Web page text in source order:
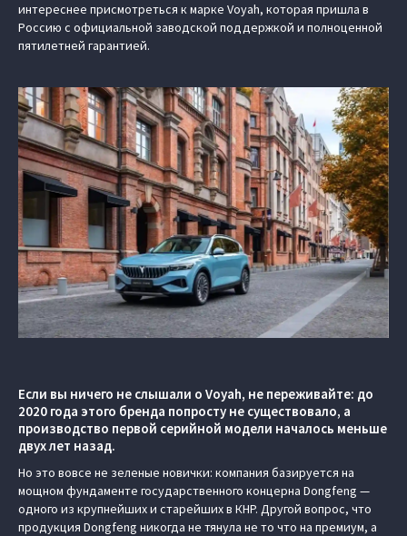
интереснее присмотреться к марке Voyah, которая пришла в
Россию с официальной заводской поддержкой и полноценной
пятилетней гарантией.
Если вы ничего не слышали о Voyah, не переживайте: до
2020 года этого бренда попросту не существовало, а
производство первой серийной модели началось меньше
двух лет назад.
Но это вовсе не зеленые новички: компания базируется на
мощном фундаменте государственного концерна Dongfeng —
одного из крупнейших и старейших в КНР. Другой вопрос, что
продукция Dongfeng никогда не тянула не то что на премиум, а